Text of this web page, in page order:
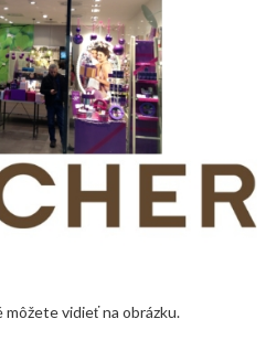
môžete vidieť na obrázku.